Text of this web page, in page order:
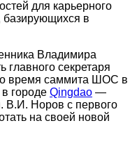
для карьерного
базирующихся в
Владимира
секретаря
время саммита ШОС в
городе Qingdao —
В.И. Норов с первого
на своей новой